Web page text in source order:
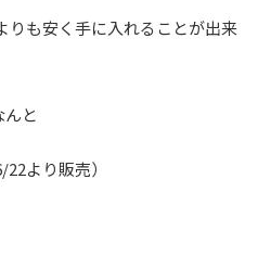
りも安く手に入れることが出来
と
より販売）